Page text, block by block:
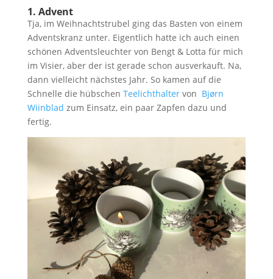
1. Advent
Tja, im Weihnachtstrubel ging das Basten von einem
Adventskranz unter. Eigentlich hatte ich auch einen
schönen Adventsleuchter von Bengt & Lotta für mich
im Visier, aber der ist gerade schon ausverkauft. Na,
dann vielleicht nächstes Jahr. So kamen auf die
Schnelle die hübschen Teelichthaltervon Bjørn
Wiinblad zum Einsatz, ein paar Zapfen dazu und
fertig.